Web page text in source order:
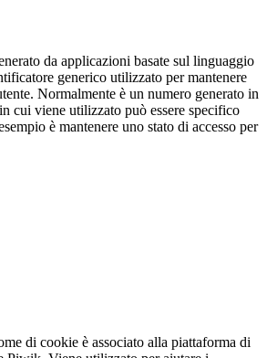
da applicazioni basate sul linguaggio
generico utilizzato per mantenere
Normalmente è un numero generato in
cui viene utilizzato può essere specifico
è mantenere uno stato di accesso per
di cookie è associato alla piattaforma di